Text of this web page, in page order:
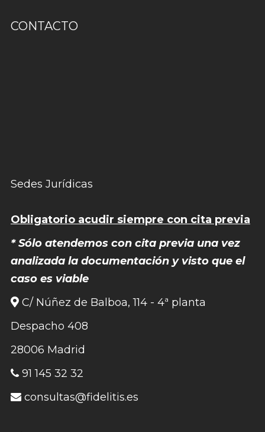
CONTACTO
Sedes Jurídicas
Obligatorio acudir siempre con cita previa
* Sólo atendemos con cita previa una vez
analizada la documentación y visto que el
caso es viable
C/ Núñez de Balboa, 114 - 4ª planta
Despacho 408
28006 Madrid
91 145 32 32
consultas@fidelitis.es